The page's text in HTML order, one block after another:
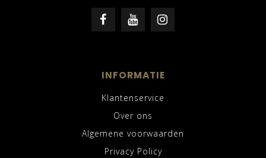
INFORMATIE
Klantenservice
Over ons
Algemene voorwaarden
Privacy Policy